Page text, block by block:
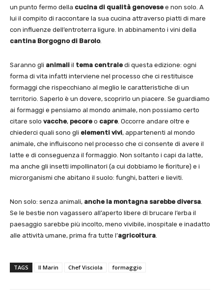
un punto fermo della cucina di qualità genovese e non solo. A
lui il compito di raccontare la sua cucina attraverso piatti di mare
con influenze dell’entroterra ligure. In abbinamento i vini della
cantina Borgogno di Barolo.
Saranno gli animali il tema centrale di questa edizione: ogni
forma di vita infatti interviene nel processo che ci restituisce
formaggi che rispecchiano al meglio le caratteristiche di un
territorio. Saperlo è un dovere, scoprirlo un piacere. Se guardiamo
ai formaggi e pensiamo al mondo animale, non possiamo certo
citare solo vacche, pecore o capre . Occorre andare oltre e
chiederci quali sono gli elementi vivi, appartenenti al mondo
animale, che influiscono nel processo che ci consente di avere il
latte e di conseguenza il formaggio. Non soltanto i capi da latte,
ma anche gli insetti impollinatori (a cui dobbiamo le fioriture) e i
microrganismi che abitano il suolo: funghi, batteri e lieviti.
Non solo: senza animali, anche la montagna sarebbe diversa
Se le bestie non vagassero all’aperto libere di brucare l’erba il
paesaggio sarebbe più incolto, meno vivibile, inospitale e inadatto
alle attività umane, prima fra tutte l’agricoltura
TAGS Il Marin Chef Visciola formaggio